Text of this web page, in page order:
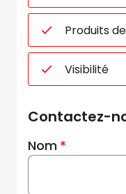
Produits
Visibilité
Contactez-
Nom